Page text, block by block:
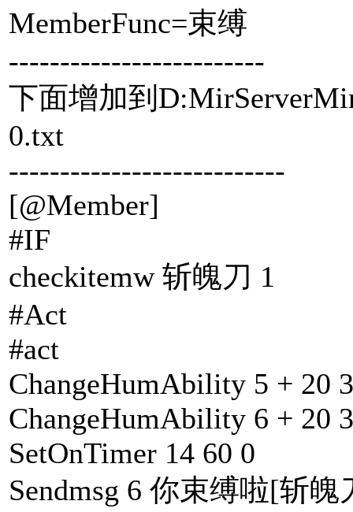
MemberFunc=束缚
-------------------------
下面增加到
0.txt
---------------------------
[@Member]
#IF
checkitemw 斩魄刀 1
#Act
#act
ChangeHumAbility 5 + 20
ChangeHumAbility 6 + 20
SetOnTimer 14 60 0
Sendmsg 6 你束缚啦[斩